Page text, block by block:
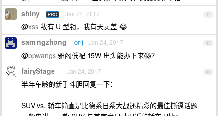
44
shiny PRO Jan 24, 2017
@xss 敌有 U 型锁，我有天灵盖 😂
45
samingzhong OP Jan 24, 2017
@ppwangs 雅阁低配 15W 出头能办下来😱？
46
fairyStage Jan 24, 2017
半年车龄的新手斗胆回复一下：
SUV vs. 轿车简直是比德系日系大战还精彩的最佳撕逼话题